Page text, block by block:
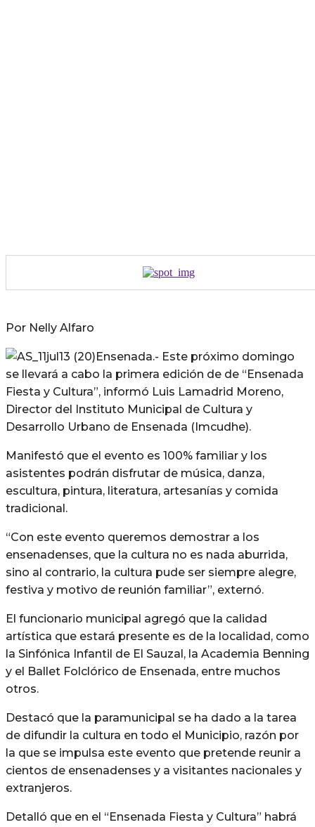
Por Nelly Alfaro
Ensenada.- Este próximo domingo
se llevará a cabo la primera edición de de “Ensenada
Fiesta y Cultura”, informó Luis Lamadrid Moreno,
Director del Instituto Municipal de Cultura y
Desarrollo Urbano de Ensenada (Imcudhe).
Manifestó que el evento es 100% familiar y los
asistentes podrán disfrutar de música, danza,
escultura, pintura, literatura, artesanías y comida
tradicional.
“Con este evento queremos demostrar a los
ensenadenses, que la cultura no es nada aburrida,
sino al contrario, la cultura pude ser siempre alegre,
festiva y motivo de reunión familiar”, externó.
El funcionario municipal agregó que la calidad
artística que estará presente es de la localidad, como
la Sinfónica Infantil de El Sauzal, la Academia Benning
y el Ballet Folclórico de Ensenada, entre muchos
otros.
Destacó que la paramunicipal se ha dado a la tarea
de difundir la cultura en todo el Municipio, razón por
la que se impulsa este evento que pretende reunir a
cientos de ensenadenses y a visitantes nacionales y
extranjeros.
Detalló que en el “Ensenada Fiesta y Cultura” habrá